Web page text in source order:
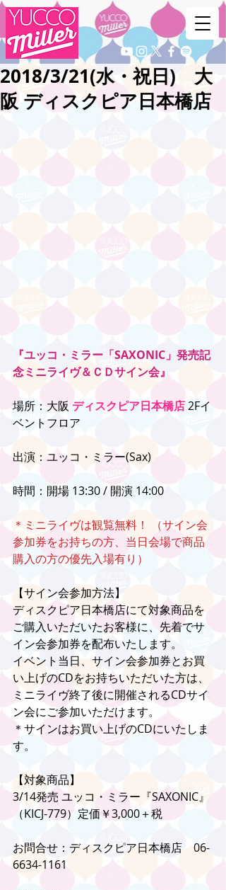
2018/3/21(水・祝日) 大
阪 ディスクピア日本橋店
『ユッコ・ミラー「SAXONIC」発売記
念ミニライヴ＆ＣＤサイン会』
場所：大阪 ディスクピア日本橋店 2Fイ
ベントフロア
出演：ユッコ・ミラー(Sax)
時間：開場 13:30 / 開演 14:00
＊ミニライヴは観覧無料！ （サイン会
参加券をお持ちの方、当日会場で商品
購入の方の優先入場有り）
【サイン会参加方法】
ディスクピア日本橋店にて対象商品を
ご購入いただいたお客様に、先着でサ
イン会参加券を配布いたします。
イベント当日、サイン会参加券とお買
い上げのCDをお持ちいただいた方は、
ミニライヴ終了後に開催されるCDサイ
ン会にご参加いただけます。
＊サインはお買い上げのCDにいたしま
す。
【対象商品】
3/14発売 ユッコ・ミラー『SAXONIC』
（KICJ-779）定価￥3,000＋税
お問合せ：ディスクピア日本橋店　06-
6634-1161